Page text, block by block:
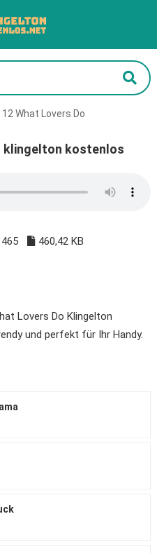
What Lovers Do
klingelton kostenlos
465 460,42 KB
Lovers Do Klingelton
und perfekt für Ihr Handy.